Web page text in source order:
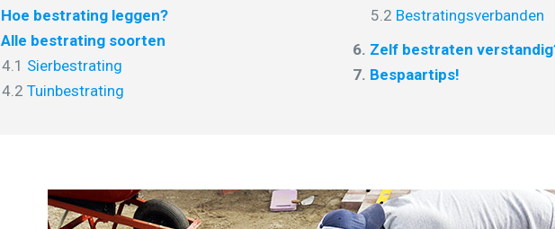
Hoe bestrating leggen?
Alle bestrating soorten
4.1 Sierbestrating
4.2 Tuinbestrating
5.2 Bestratingsverbanden
6. Zelf bestraten
7. Bespaartips!